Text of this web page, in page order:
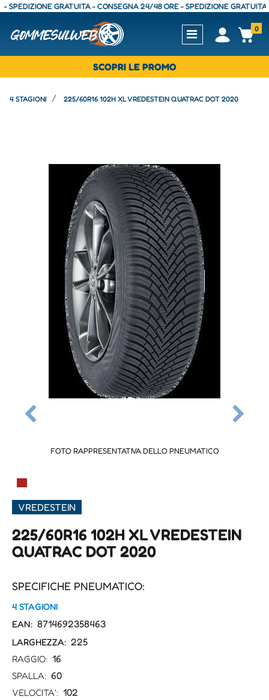
GRATUITA - CONSEGNA 24/48 ORE - SPEDIZIONE GRATUITA -
Open0
SCOPRI LE PROMO
4 STAGIONI 225/60R16 102H XL VREDESTEIN QUATRAC DOT 2020
FOTO RAPPRESENTATIVA DELLO PNEUMATICO
▀
VREDESTEIN
225/60R16 102H XL VREDESTEIN
QUATRAC DOT 2020
SPECIFICHE PNEUMATICO:
4 STAGIONI
EAN: 8714692358463
LARGHEZZA: 225
RAGGIO: 16
SPALLA: 60
VELOCITA': 102